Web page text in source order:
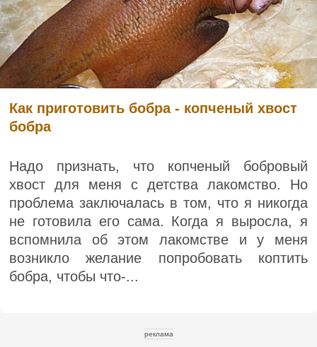
Как приготовить бобра - копченый хвост
бобра
Надо признать, что копченый бобровый
хвост для меня с детства лакомство. Но
проблема заключалась в том, что я никогда
не готовила его сама. Когда я выросла, я
вспомнила об этом лакомстве и у меня
возникло желание попробовать коптить
бобра, чтобы что-...
реклама